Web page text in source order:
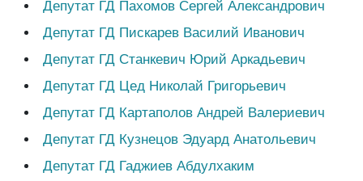
Депутат ГД Пахомов Сергей Александрович
Депутат ГД Пискарев Василий Иванович
Депутат ГД Станкевич Юрий Аркадьевич
Депутат ГД Цед Николай Григорьевич
Депутат ГД Картаполов Андрей Валериевич
Депутат ГД Кузнецов Эдуард Анатольевич
Депутат ГД Гаджиев Абдулхаким